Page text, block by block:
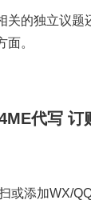
关的独立议
面。
代写 订
或添加WX/